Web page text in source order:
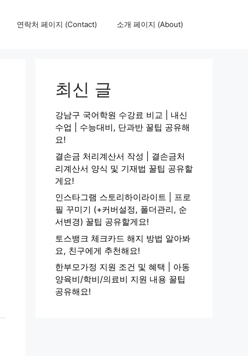
연락처 페이지 (Contact) 소개 페이지 (About)
최신 글
강남구 국어학원 수강료 비교 | 내신
수업 | 수능대비, 단과반 꿀팁 공유해
요!
결손금 처리계산서 작성 | 결손금처
리계산서 양식 및 기재법 꿀팁 공유할
게요!
인스타그램 스토리하이라이트 | 프로
필 꾸미기 (+커버설정, 폴더관리, 순
서변경) 꿀팁 공유할게요!
토스뱅크 체크카드 해지 방법 알아봐
요, 친구에게 추천해요!
한부모가정 지원 조건 및 혜택 | 아동
양육비/학비/의료비 지원 내용 꿀팁
공유해요!